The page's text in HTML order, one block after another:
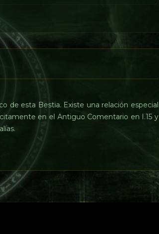
de esta Bestia. Existe una relación especial
en el Antiguo Comentario en I.15 y